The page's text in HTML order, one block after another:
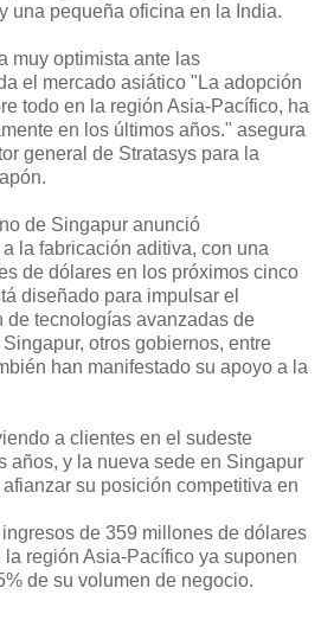
una pequeña oficina en la India.
muy optimista ante las
el mercado asiático "La adopción
todo en la región Asia-Pacífico, ha
en los últimos años." asegura
general de Stratasys para la
de Singapur anunció
la fabricación aditiva, con una
de dólares en los próximos cinco
diseñado para impulsar el
de tecnologías avanzadas de
otros gobiernos, entre
han manifestado su apoyo a la
a clientes en el sudeste
años, y la nueva sede en Singapur
su posición competitiva en
de 359 millones de dólares
región Asia-Pacífico ya suponen
de su volumen de negocio.